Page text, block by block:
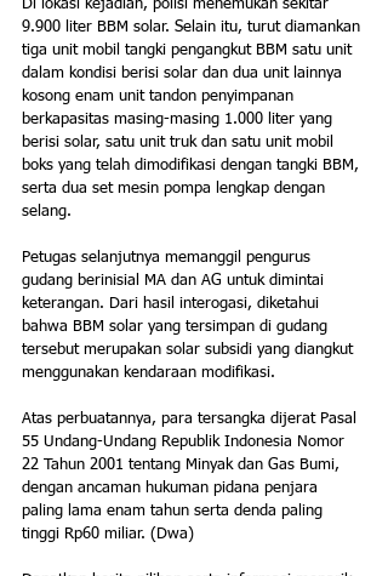
Di lokasi kejadian, polisi menemukan sekitar
9.900 liter BBM solar. Selain itu, turut diamankan
tiga unit mobil tangki pengangkut BBM satu unit
dalam kondisi berisi solar dan dua unit lainnya
kosong enam unit tandon penyimpanan
berkapasitas masing-masing 1.000 liter yang
berisi solar, satu unit truk dan satu unit mobil
boks yang telah dimodifikasi dengan tangki BBM,
serta dua set mesin pompa lengkap dengan
selang.
Petugas selanjutnya memanggil pengurus
gudang berinisial MA dan AG untuk dimintai
keterangan. Dari hasil interogasi, diketahui
bahwa BBM solar yang tersimpan di gudang
tersebut merupakan solar subsidi yang diangkut
menggunakan kendaraan modifikasi.
Atas perbuatannya, para tersangka dijerat Pasal
55 Undang-Undang Republik Indonesia Nomor
22 Tahun 2001 tentang Minyak dan Gas Bumi,
dengan ancaman hukuman pidana penjara
paling lama enam tahun serta denda paling
tinggi Rp60 miliar. (Dwa)